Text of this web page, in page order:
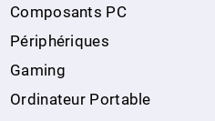
Composants PC
Périphériques
Gaming
Ordinateur Portable